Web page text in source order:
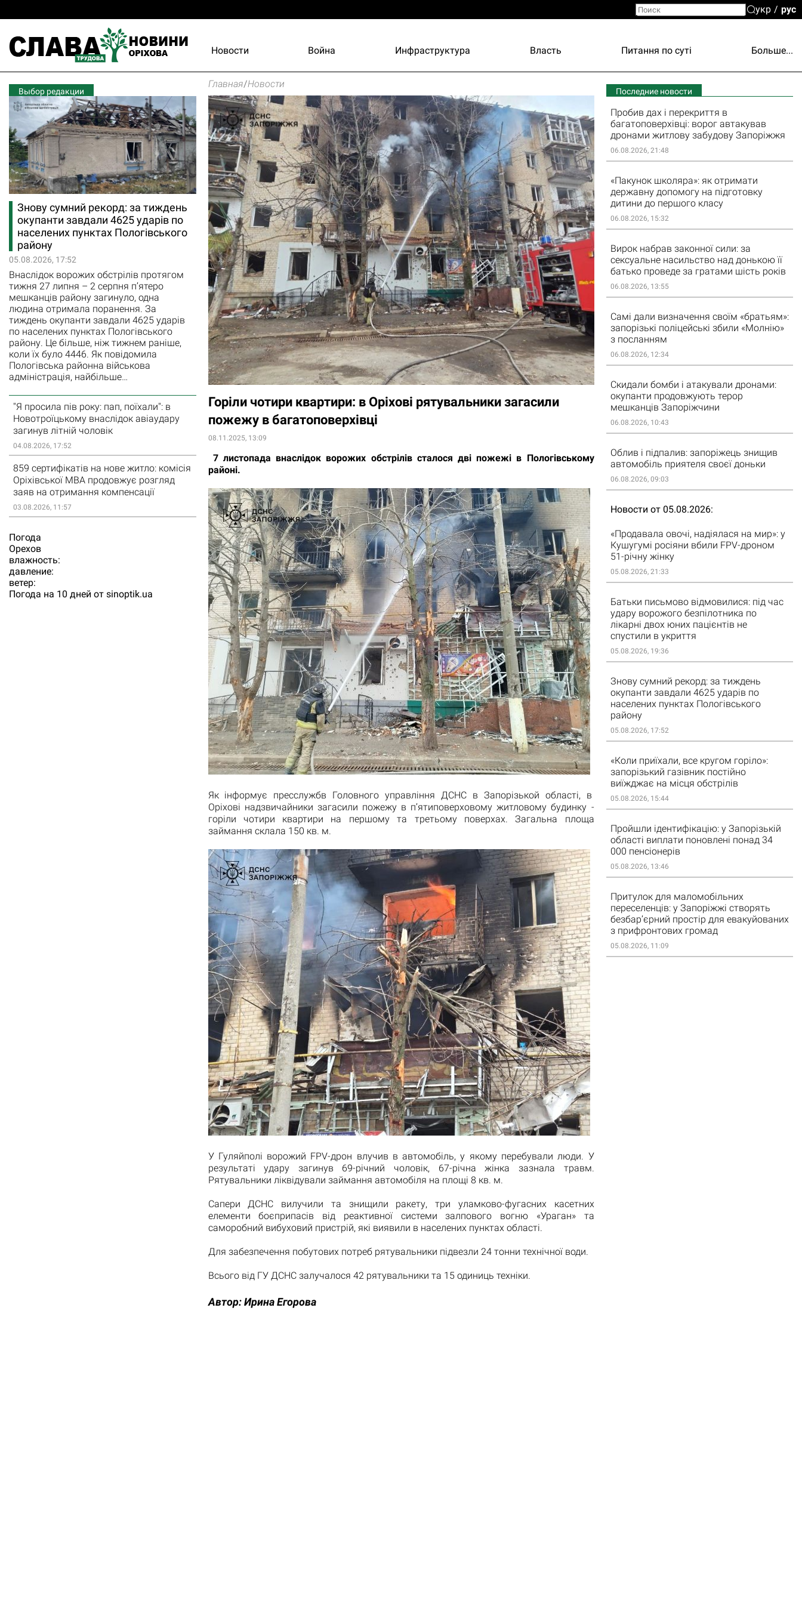
укр рус
Новости Война Инфраструктура Власть Питання по суті Больше...
Выбор редакции
Знову сумний рекорд: за тиждень
окупанти завдали 4625 ударів по
населених пунктах Пологівського
району
05.08.2026, 17:52
Внаслідок ворожих обстрілів протягом
тижня 27 липня – 2 серпня п’ятеро
мешканців району загинуло, одна
людина отримала поранення. За
тиждень окупанти завдали 4625 ударів
по населених пунктах Пологівського
району. Це більше, ніж тижнем раніше,
коли їх було 4446. Як повідомила
Пологівська районна військова
адміністрація, найбільше…
"Я просила пів року: пап, поїхали": в
Новотроїцькому внаслідок авіаудару
загинув літній чоловік
04.08.2026, 17:52
859 сертифікатів на нове житло: комісія
Оріхівської МВА продовжує розгляд
заяв на отримання компенсації
03.08.2026, 11:57
Погода
Орехов
влажность:
давление:
ветер:
Погода на 10 дней от sinoptik.ua
Главная/Новости
Горіли чотири квартири: в Оріхові рятувальники загасили
пожежу в багатоповерхівці
08.11.2025, 13:09
7 листопада внаслідок ворожих обстрілів сталося дві пожежі в Пологівському
районі.
Як інформує пресслужбв Головного управління ДСНС в Запорізькой області, в
Оріхові надзвичайники загасили пожежу в п’ятиповерховому житловому будинку -
горіли чотири квартири на першому та третьому поверхах. Загальна площа
займання склала 150 кв. м.
У Гуляйполі ворожий FPV-дрон влучив в автомобіль, у якому перебували люди. У
результаті удару загинув 69-річний чоловік, 67-річна жінка зазнала травм.
Рятувальники ліквідували займання автомобіля на площі 8 кв. м.
Сапери ДСНС вилучили та знищили ракету, три уламково-фугасних касетних
елементи боєприпасів від реактивної системи залпового вогню «Ураган» та
саморобний вибуховий пристрій, які виявили в населених пунктах області.
Для забезпечення побутових потреб рятувальники підвезли 24 тонни технічної води.
Всього від ГУ ДСНС залучалося 42 рятувальники та 15 одиниць техніки.
Автор:Ирина Егорова
Последние новости
Пробив дах і перекриття в
багатоповерхівці: ворог автакував
дронами житлову забудову Запоріжжя
06.08.2026, 21:48
«Пакунок школяра»: як отримати
державну допомогу на підготовку
дитини до першого класу
06.08.2026, 15:32
Вирок набрав законної сили: за
сексуальне насильство над донькою її
батько проведе за гратами шість років
06.08.2026, 13:55
Самі дали визначення своїм «братьям»:
запорізькі поліцейські збили «Молнію»
з посланням
06.08.2026, 12:34
Скидали бомби і атакували дронами:
окупанти продовжують терор
мешканців Запоріжчини
06.08.2026, 10:43
Облив і підпалив: запоріжець знищив
автомобіль приятеля своєї доньки
06.08.2026, 09:03
Новости от 05.08.2026
«Продавала овочі, надіялася на мир»: у
Кушугумі росіяни вбили FPV-дроном
51-річну жінку
05.08.2026, 21:33
Батьки письмово відмовилися: під час
удару ворожого безпілотника по
лікарні двох юних пацієнтів не
спустили в укриття
05.08.2026, 19:36
Знову сумний рекорд: за тиждень
окупанти завдали 4625 ударів по
населених пунктах Пологівського
району
05.08.2026, 17:52
«Коли приїхали, все кругом горіло»:
запорізький газівник постійно
виїжджає на місця обстрілів
05.08.2026, 15:44
Пройшли ідентифікацію: у Запорізькій
області виплати поновлені понад 34
000 пенсіонерів
05.08.2026, 13:46
Притулок для маломобільних
переселенців: у Запоріжжі створять
безбар’єрний простір для евакуйованих
з прифронтових громад
05.08.2026, 11:09